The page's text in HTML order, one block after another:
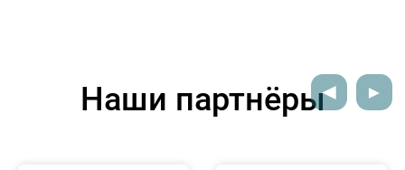
Наши партнёры